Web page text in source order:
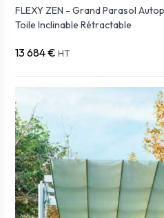
FLEXY ZEN - Grand Parasol
Toile Inclinable Rétractable
13 684 € HT